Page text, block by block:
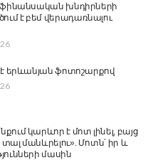
ֆինանսական խնդիրների
է բեմ վերադառնալու
է երևանյան ֆոտոշարքով
կարևոր է մոտ լինել, բայց
մանևրելու». Մոտն՝ իր և
մասին